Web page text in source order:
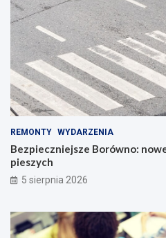
REMONTY WYDARZENIA
Bezpieczniejsze Borówno:
pieszych
5 sierpnia 2026